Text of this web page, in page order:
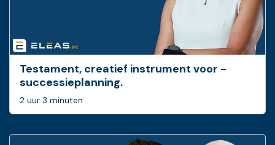
Testament, creatief ­instrument voor ­
successieplanning.
2 uur 3 minuten